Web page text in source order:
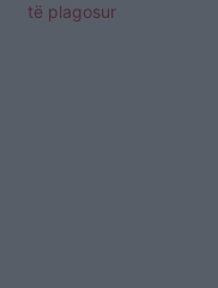
të plagosur